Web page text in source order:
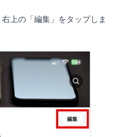
上の「編集」をタップしま